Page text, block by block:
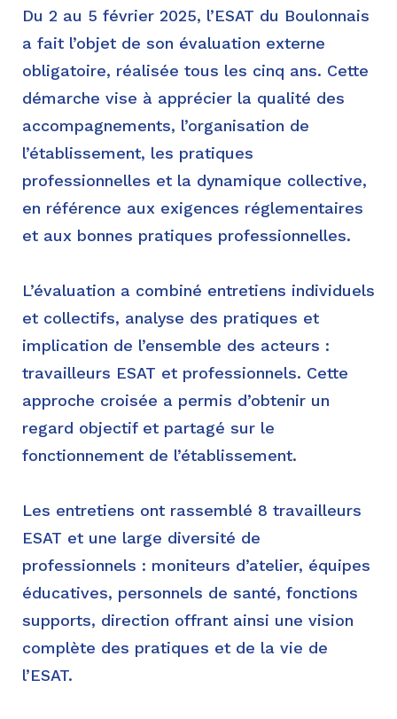
Du 2 au 5 février 2025, l’ESAT du Boulonnais
a fait l’objet de son évaluation externe
obligatoire, réalisée tous les cinq ans. Cette
démarche vise à apprécier la qualité des
accompagnements, l’organisation de
l’établissement, les pratiques
professionnelles et la dynamique collective,
en référence aux exigences réglementaires
et aux bonnes pratiques professionnelles.
L’évaluation a combiné entretiens individuels
et collectifs, analyse des pratiques et
implication de l’ensemble des acteurs :
travailleurs ESAT et professionnels. Cette
approche croisée a permis d’obtenir un
regard objectif et partagé sur le
fonctionnement de l’établissement.
Les entretiens ont rassemblé 8 travailleurs
ESAT et une large diversité de
professionnels : moniteurs d’atelier, équipes
éducatives, personnels de santé, fonctions
supports, direction offrant ainsi une vision
complète des pratiques et de la vie de
l’ESAT.